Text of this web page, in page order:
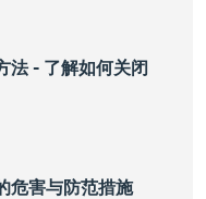
法 - 了解如何关闭
危害与防范措施